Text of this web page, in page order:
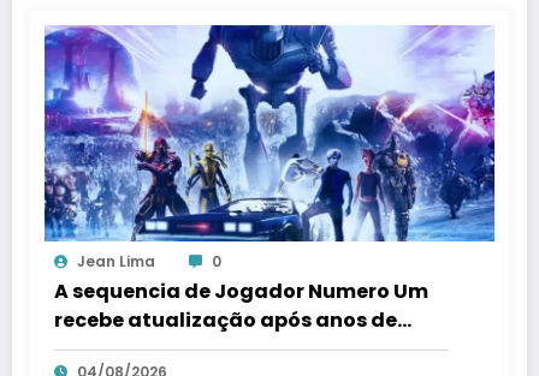
Jean Lima 0
A sequencia de Jogador Numero Um
recebe atualização após anos de
silencio